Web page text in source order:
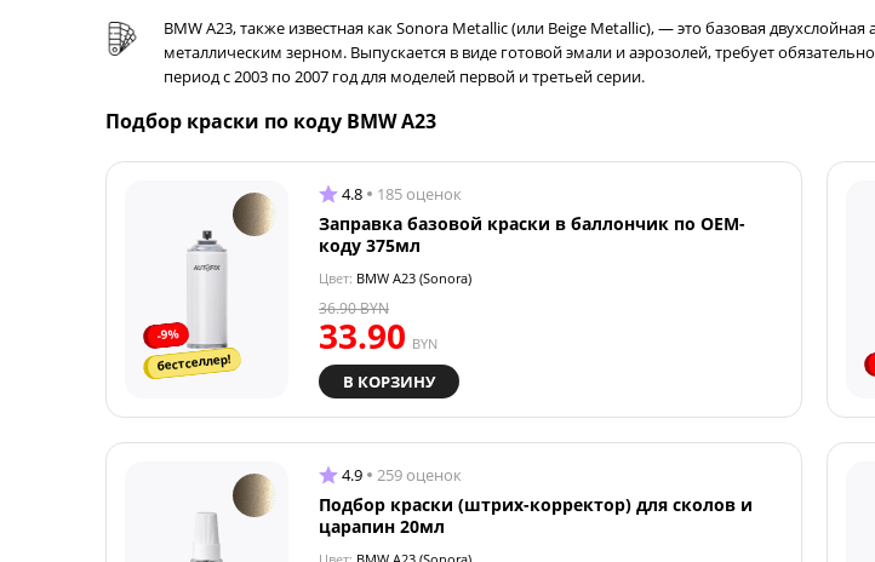
BMW A23, также известная как Sonora Metallic (или Beige Metallic), — это базовая
металлическим зерном. Выпускается в виде готовой эмали и аэрозолей, требует
период с 2003 по 2007 год для моделей первой и третьей серии.
Подбор краски по коду BMW A23
-9%
бестселлер!
4.8 185 оценок
Заправка базовой краски в баллончик по OEM-
коду 375мл
Цвет: BMW A23 (Sonora)
33.90 BYN
36.90BYN
В КОРЗИНУ
4.9 259 оценок
Подбор краски (штрих-корректор) для сколов и
царапин 20мл